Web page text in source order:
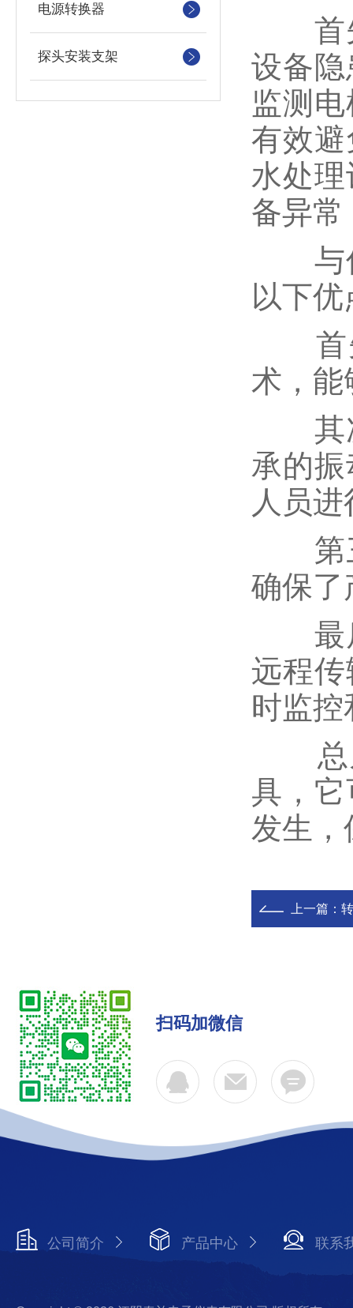
电源转换器
探头安装支架
首先
设备
监测
有效
水处
备异常
与传
以下优
首先
术，能
其次
承的
人员
第三
确保了
最后
远程
时监
总之
具，
发生，
上一篇：
扫码加微信
公司简介 产品中心 联系